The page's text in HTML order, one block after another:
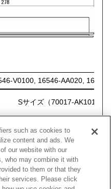
V0100, 16546-AA020, 16546-
Sサイズ（70017-AK101）
年式 純正品番
such as cookies to
content and ads. We
our website with our
who may combine it with
to them or that they
services. Please click